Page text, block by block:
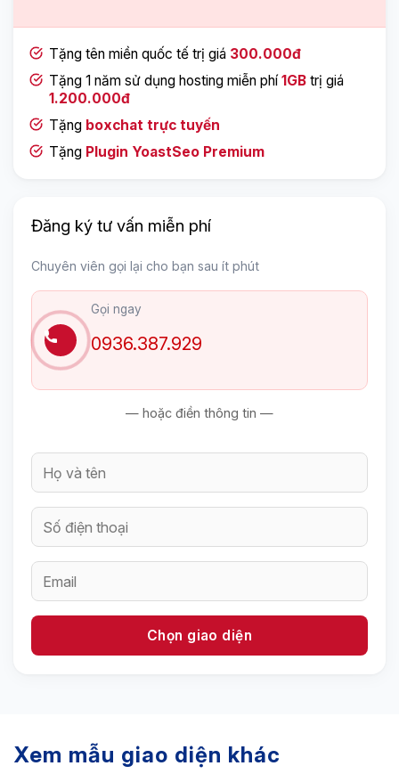
Tặng tên miền quốc tế trị giá 300.000đ
Tặng 1 năm sử dụng hosting miễn phí1GB trị giá
1.200.000đ
Tặng boxchat trực tuyến
Tặng Plugin YoastSeo Premium
Đăng ký tư vấn miễn phí
Chuyên viên gọi lại cho bạn sau ít phút
Gọi ngay
0936.387.929
— hoặc điền thông tin —
Xem mẫu giao diện khác